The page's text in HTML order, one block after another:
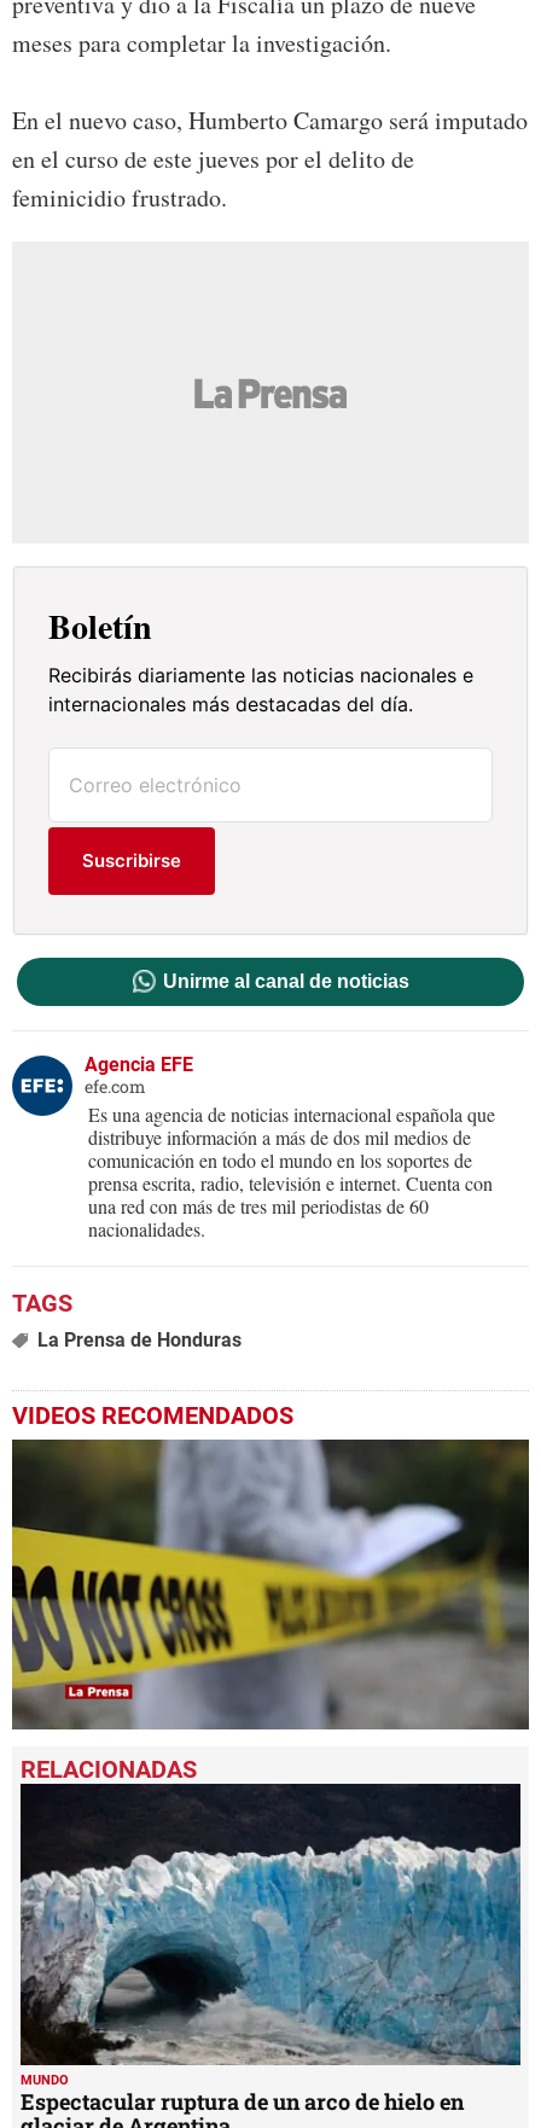
meses para completar la investigación.
En el nuevo caso, Humberto Camargo será imputado
en el curso de este jueves por el delito de
feminicidio frustrado.
Boletín
Recibirás diariamente las noticias nacionales e
internacionales más destacadas del día.
Suscribirse
Unirme al canal de noticias
Agencia EFE
efe.com
Es una agencia de noticias internacional española que
distribuye información a más de dos mil medios de
comunicación en todo el mundo en los soportes de
prensa escrita, radio, televisión e internet. Cuenta con
una red con más de tres mil periodistas de 60
nacionalidades.
La Prensa de Honduras
VIDEOS RECOMENDADOS
seconds
of
MUNDO
Espectacular ruptura de un arco de hielo en